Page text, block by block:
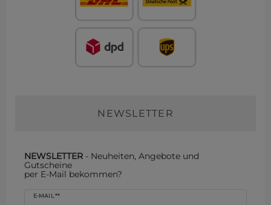
NEWSLETTER
NEWSLETTER - Neuheiten, Angebote und
Gutscheine
per E-Mail bekommen?
E-MAIL **
Newsletter